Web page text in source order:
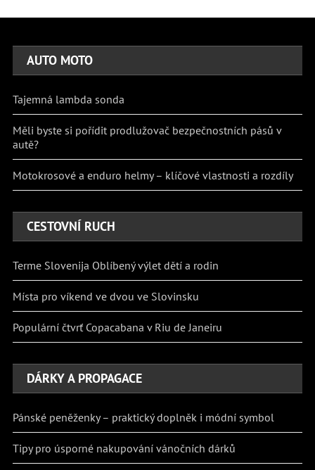
AUTO MOTO
Tajemná lambda sonda
Měli byste si pořídit prodlužovač bezpečnostních pásů v
autě?
Motokrosové a enduro helmy – klíčové vlastnosti a rozdíly
CESTOVNÍ RUCH
Terme Slovenija Oblíbený výlet dětí a rodin
Místa pro víkend ve dvou ve Slovinsku
Populární čtvrť Copacabana v Riu de Janeiru
DÁRKY A PROPAGACE
Pánské peněženky – praktický doplněk i módní symbol
Tipy pro úsporné nakupování vánočních dárků